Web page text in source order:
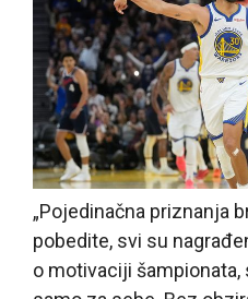
„Pojedinačna priznanja
pobedite, svi su
o motivaciji